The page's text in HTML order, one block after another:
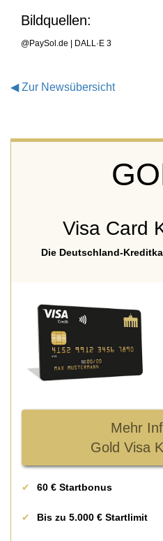
Bildquellen:
@PaySol.de | DALL·E 3
◀Zur Newsübersicht
Visa Card
Die Deutschland-
Mehr
Gold Visa
60 € Startbonus
Bis zu 5.000 € Startlimit